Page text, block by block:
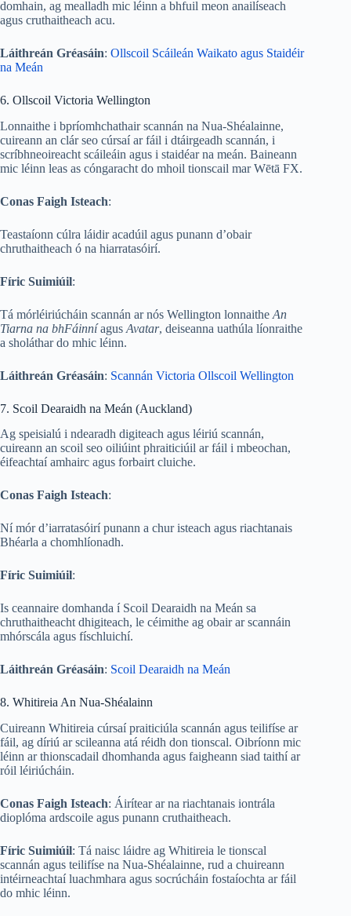
domhain, ag mealladh mic léinn a bhfuil meon anailíseach
agus cruthaitheach acu.
Láithreán Gréasáin: Ollscoil Scáileán Waikato agus Staidéir
na Meán
6. Ollscoil Victoria Wellington
Lonnaithe i bpríomhchathair scannán na Nua-Shéalainne,
cuireann an clár seo cúrsaí ar fáil i dtáirgeadh scannán, i
scríbhneoireacht scáileáin agus i staidéar na meán. Baineann
mic léinn leas as cóngaracht do mhoil tionscail mar Wētā FX.
Conas Faigh Isteach:
Teastaíonn cúlra láidir acadúil agus punann d’obair
chruthaitheach ó na hiarratasóirí.
Fíric Suimiúil:
Tá mórléiriúcháin scannán ar nós Wellington lonnaithe An
Tiarna na bhFáinníagus Avatar, deiseanna uathúla líonraithe
a sholáthar do mhic léinn.
Láithreán Gréasáin: Scannán Victoria Ollscoil Wellington
7. Scoil Dearaidh na Meán (Auckland)
Ag speisialú i ndearadh digiteach agus léiriú scannán,
cuireann an scoil seo oiliúint phraiticiúil ar fáil i mbeochan,
éifeachtaí amhairc agus forbairt cluiche.
Conas Faigh Isteach:
Ní mór d’iarratasóirí punann a chur isteach agus riachtanais
Bhéarla a chomhlíonadh.
Fíric Suimiúil:
Is ceannaire domhanda í Scoil Dearaidh na Meán sa
chruthaitheacht dhigiteach, le céimithe ag obair ar scannáin
mhórscála agus físchluichí.
Láithreán Gréasáin: Scoil Dearaidh na Meán
8. Whitireia An Nua-Shéalainn
Cuireann Whitireia cúrsaí praiticiúla scannán agus teilifíse ar
fáil, ag díriú ar scileanna atá réidh don tionscal. Oibríonn mic
léinn ar thionscadail dhomhanda agus faigheann siad taithí ar
róil léiriúcháin.
Conas Faigh Isteach: Áirítear ar na riachtanais iontrála
dioplóma ardscoile agus punann cruthaitheach.
Fíric Suimiúil: Tá naisc láidre ag Whitireia le tionscal
scannán agus teilifíse na Nua-Shéalainne, rud a chuireann
intéirneachtaí luachmhara agus socrúcháin fostaíochta ar fáil
do mhic léinn.